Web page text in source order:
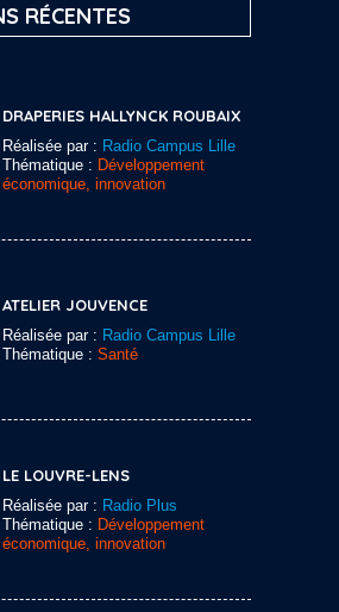
RÉCENTES
DRAPERIES HALLYNCK ROUBAIX
Réalisée par : Radio Campus Lille
Thématique : Développement
économique, innovation
ATELIER JOUVENCE
Réalisée par : Radio Campus Lille
Thématique : Santé
LE LOUVRE-LENS
Réalisée par : Radio Plus
Thématique : Développement
économique, innovation